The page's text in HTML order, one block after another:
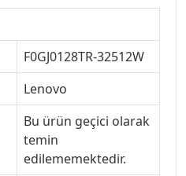
F0GJ0128TR-32512W
Lenovo
Bu ürün geçici olarak
temin
edilememektedir.